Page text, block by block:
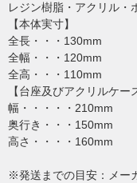
レジン樹脂・アクリル・
【本体実寸】
全長・・・130mm
全幅・・・120mm
全高・・・110mm
【台座及びアクリルケー
幅・・・・・210mm
奥行き・・・150mm
高さ・・・・160mm
※発送までの目安：メー